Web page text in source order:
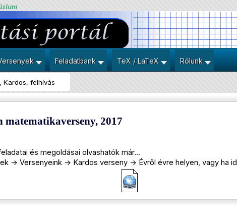
Feladatbank TeX / LaTeX Rólunk
Kardos, felhívás
2017
és megoldásai olvashatók már...
-> Versenyeink -> Kardos verseny -> Évről évre helyen, vagy ha